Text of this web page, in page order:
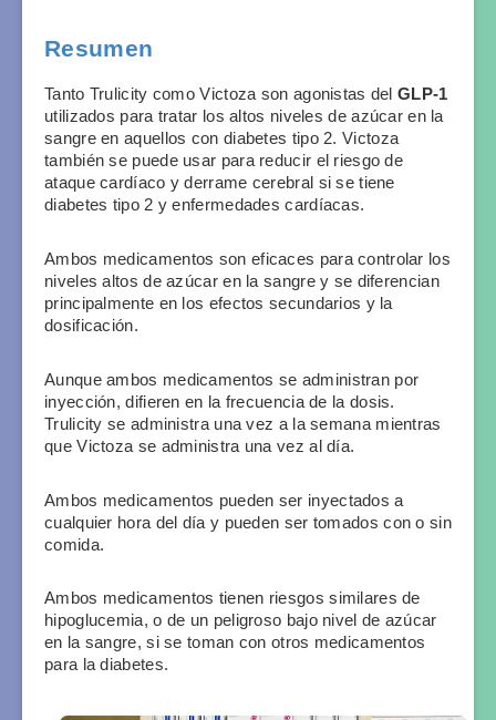
Resumen
Tanto Trulicity como Victoza son agonistas del GLP-1
utilizados para tratar los altos niveles de azúcar en la
sangre en aquellos con diabetes tipo 2. Victoza
también se puede usar para reducir el riesgo de
ataque cardíaco y derrame cerebral si se tiene
diabetes tipo 2 y enfermedades cardíacas.
Ambos medicamentos son eficaces para controlar los
niveles altos de azúcar en la sangre y se diferencian
principalmente en los efectos secundarios y la
dosificación.
Aunque ambos medicamentos se administran por
inyección, difieren en la frecuencia de la dosis.
Trulicity se administra una vez a la semana mientras
que Victoza se administra una vez al día.
Ambos medicamentos pueden ser inyectados a
cualquier hora del día y pueden ser tomados con o sin
comida.
Ambos medicamentos tienen riesgos similares de
hipoglucemia, o de un peligroso bajo nivel de azúcar
en la sangre, si se toman con otros medicamentos
para la diabetes.